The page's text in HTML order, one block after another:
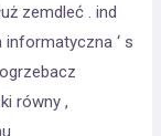
zemdleć . ind
‘ s
równy ,